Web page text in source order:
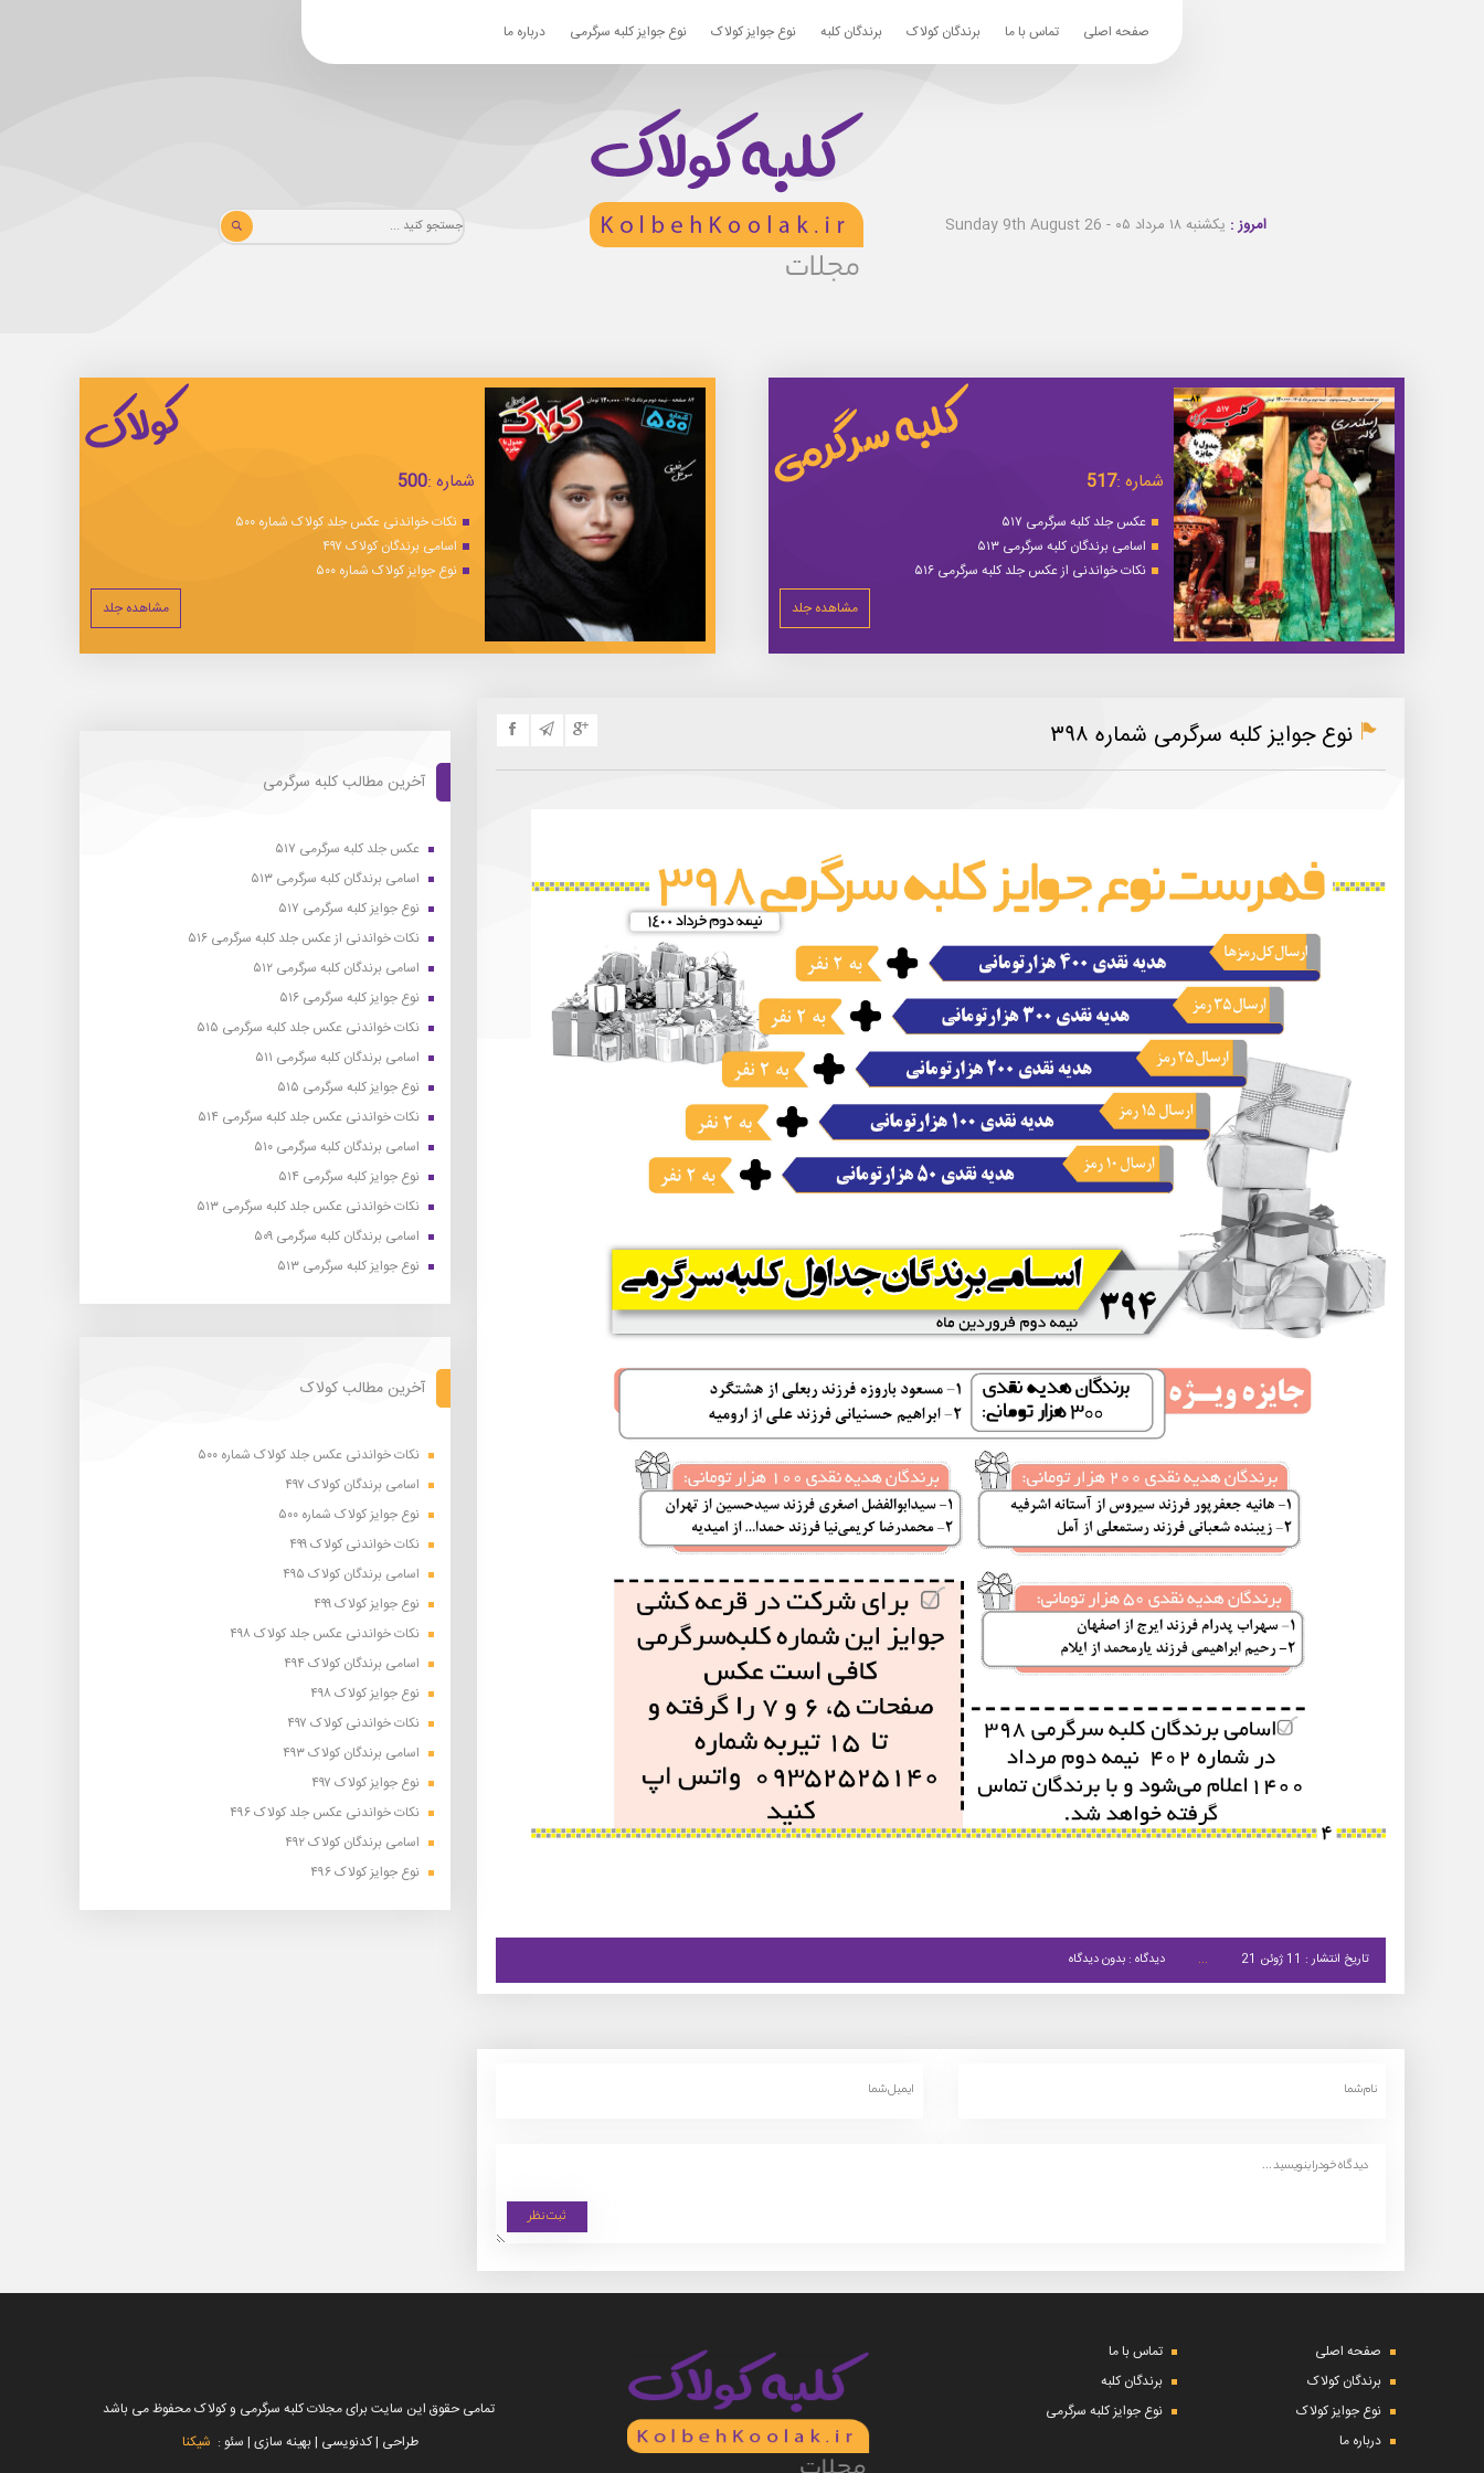
صفحه اصلی تماس با ما برندگان کولاک برندگان کلبه نوع جوایز کولاک نوع جوایز کلبه سرگرمی درباره ما
امروز : یکشنبه ۱۸ مرداد ۰۵ - Sunday 9th August 26
شماره :517
عکس جلد کلبه سرگرمی ۵۱۷
اسامی برندگان کلبه سرگرمی ۵۱۳
نکات خواندنی از عکس جلد کلبه سرگرمی ۵۱۶
مشاهده جلد
شماره :500
نکات خواندنی عکس جلد کولاک شماره ۵۰۰
اسامی برندگان کولاک ۴۹۷
نوع جوایز کولاک شماره ۵۰۰
مشاهده جلد
نوع جوایز کلبه سرگرمی شماره ۳۹۸
تاریخ انتشار : 11 ژوئن 21 دیدگاه : بدون دیدگاه
آخرین مطالب کلبه سرگرمی
عکس جلد کلبه سرگرمی ۵۱۷
اسامی برندگان کلبه سرگرمی ۵۱۳
نوع جوایز کلبه سرگرمی ۵۱۷
نکات خواندنی از عکس جلد کلبه سرگرمی ۵۱۶
اسامی برندگان کلبه سرگرمی ۵۱۲
نوع جوایز کلبه سرگرمی ۵۱۶
نکات خواندنی عکس جلد کلبه سرگرمی ۵۱۵
اسامی برندگان کلبه سرگرمی ۵۱۱
نوع جوایز کلبه سرگرمی ۵۱۵
نکات خواندنی عکس جلد کلبه سرگرمی ۵۱۴
اسامی برندگان کلبه سرگرمی ۵۱۰
نوع جوایز کلبه سرگرمی ۵۱۴
نکات خواندنی عکس جلد کلبه سرگرمی ۵۱۳
اسامی برندگان کلبه سرگرمی ۵۰۹
نوع جوایز کلبه سرگرمی ۵۱۳
آخرین مطالب کولاک
نکات خواندنی عکس جلد کولاک شماره ۵۰۰
اسامی برندگان کولاک ۴۹۷
نوع جوایز کولاک شماره ۵۰۰
نکات خواندنی کولاک ۴۹۹
اسامی برندگان کولاک ۴۹۵
نوع جوایز کولاک ۴۹۹
نکات خواندنی عکس جلد کولاک ۴۹۸
اسامی برندگان کولاک ۴۹۴
نوع جوایز کولاک ۴۹۸
نکات خواندنی کولاک ۴۹۷
اسامی برندگان کولاک ۴۹۳
نوع جوایز کولاک ۴۹۷
نکات خواندنی عکس جلد کولاک ۴۹۶
اسامی برندگان کولاک ۴۹۲
نوع جوایز کولاک ۴۹۶
صفحه اصلی
تماس با ما
برندگان کولاک
برندگان کلبه
نوع جوایز کولاک
نوع جوایز کلبه سرگرمی
درباره ما
تمامی حقوق این سایت برای مجلات کلبه سرگرمی و کولاک محفوظ می باشد
طراحی | کدنویسی | بهینه سازی | سئو : شیکنا